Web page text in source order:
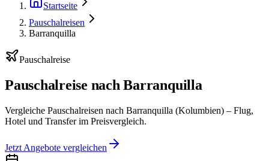
Startseite
Pauschalreisen
Barranquilla
Pauschalreise
Pauschalreise nach Barranquilla
Vergleiche Pauschalreisen nach Barranquilla (Kolumbien) – Flug,
Hotel und Transfer im Preisvergleich.
Jetzt Angebote vergleichen